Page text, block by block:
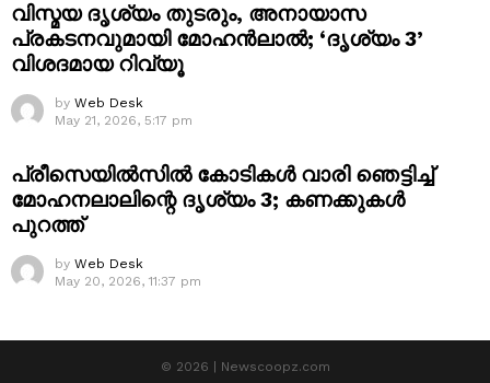
വിസ്മയ ദൃശ്യം തുടരും, അനായാസ
പ്രകടനവുമായി മോഹൻലാൽ; ‘ദൃശ്യം 3’
വിശദമായ റിവ്യൂ
by Web Desk
May 21, 2026, 5:17 pm
പ്രീസെയിൽസിൽ കോടികൾ വാരി ഞെട്ടിച്ച്
മോഹനലാലിന്റെ ദൃശ്യം 3; കണക്കുകൾ
പുറത്ത്
by Web Desk
May 20, 2026, 11:37 pm
© 2026 | Newscoopz.com